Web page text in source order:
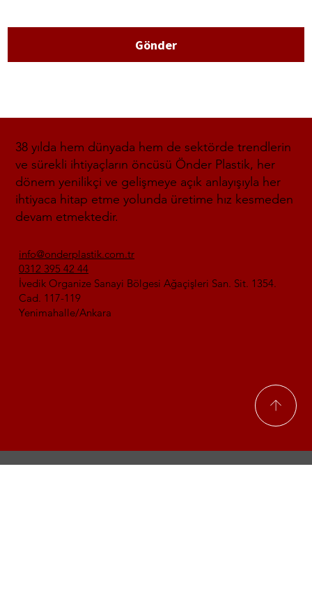
Gönder
38 yılda hem dünyada hem de sektörde trendlerin
ve sürekli ihtiyaçların öncüsü Önder Plastik, her
dönem yenilikçi ve gelişmeye açık anlayışıyla her
ihtiyaca hitap etme yolunda üretime hız kesmeden
devam etmektedir.
info@onderplastik.com.tr
0312 395 42 44
İvedik Organize Sanayi Bölgesi Ağaçişleri San. Sit. 1354.
Cad. 117-119
Yenimahalle/Ankara